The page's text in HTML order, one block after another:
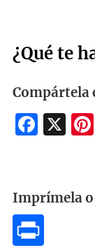
¿Qué te
Compártela
X
Imprímela